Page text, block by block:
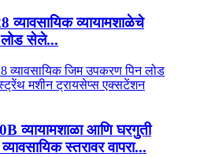
व्यायामशाळेचे
सेले...
व्यायामशाळा आणि घरगुती
स्तरावर वापरा...